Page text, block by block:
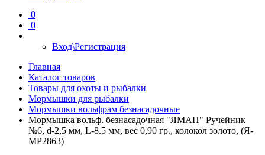
0
0
Вход\Регистрация
Главная
Каталог товаров
Товары для охоты и рыбалки
Мормышки для рыбалки
Мормышки вольфрам безнасадочные
Мормышка вольф. безнасадочная "ЯМАН" Ручейник
№6, d-2,5 мм, L-8.5 мм, вес 0,90 гр., колокол золото, (Я-
МР2863)